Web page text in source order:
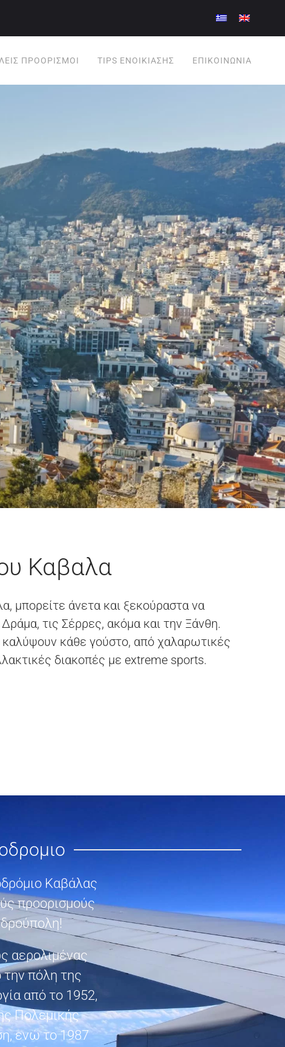
ΠΡΟΟΡΙΣΜΟΊ TIPS ΕΝΟΙΚΊΑΣΗΣ ΕΠΙΚΟΙΝΩΝΊΑ
Καβαλα
μπορείτε άνετα και ξεκούραστα να
τις Σέρρες, ακόμα και την Ξάνθη.
καλύψουν κάθε γούστο, από χαλαρωτικές
διακοπές με extreme sports.
Καβάλας
προορισμούς
αερολιμένας
την πόλη της
από το 1952,
Πολεμικής
ενώ το 1987